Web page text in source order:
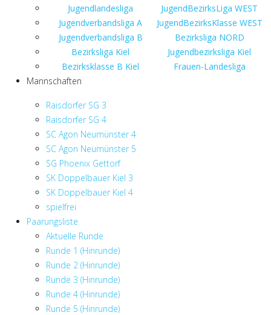
Jugendlandesliga
JugendBezirksLiga WEST
Jugendverbandsliga A
JugendBezirksKlasse WEST
Jugendverbandsliga B
Bezirksliga NORD
Bezirksliga Kiel
Jugendbezirksliga Kiel
Bezirksklasse B Kiel
Frauen-Landesliga
Mannschaften
Raisdorfer SG 3
Raisdorfer SG 4
SC Agon Neumünster 4
SC Agon Neumünster 5
SG Phoenix Gettorf
SK Doppelbauer Kiel 3
SK Doppelbauer Kiel 4
spielfrei
Paarungsliste
Aktuelle Runde
Runde 1 (Hinrunde)
Runde 2 (Hinrunde)
Runde 3 (Hinrunde)
Runde 4 (Hinrunde)
Runde 5 (Hinrunde)